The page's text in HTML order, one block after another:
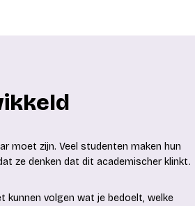
moet zijn. Veel studenten maken hun
ze denken dat dit academischer klinkt.
kunnen volgen wat je bedoelt, welke